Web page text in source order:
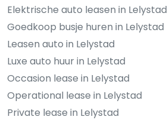
Elektrische auto leasen in Lelystad
Goedkoop busje huren in Lelystad
Leasen auto in Lelystad
Luxe auto huur in Lelystad
Occasion lease in Lelystad
Operational lease in Lelystad
Private lease in Lelystad